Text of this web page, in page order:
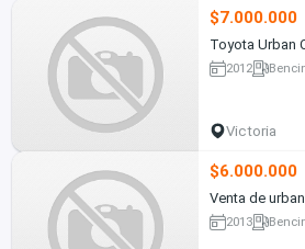
$7.000.000
Toyota Urban
2012
Victoria
$6.000.000
Venta de
2013